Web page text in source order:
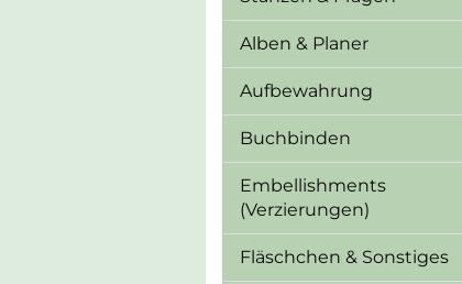
Alben & Planer
Aufbewahrung
Buchbinden
Embellishments
(Verzierungen)
Fläschchen & Sonstiges